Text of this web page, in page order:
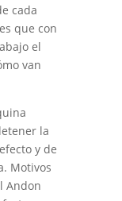
cada
que con
el
van
la
y de
Motivos
Andon